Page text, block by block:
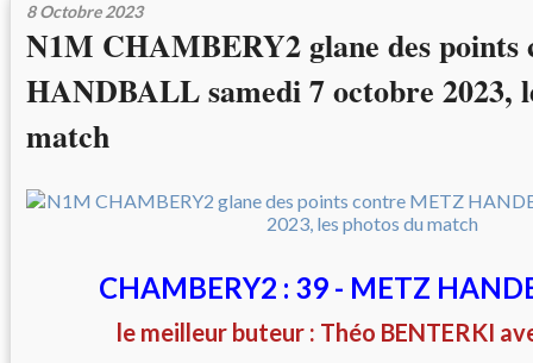
8 Octobre 2023
N1M CHAMBERY2 glane des
HANDBALL samedi 7 octobre 2023,
match
CHAMBERY2 : 39 - METZ
le meilleur buteur : Théo BENTERKI